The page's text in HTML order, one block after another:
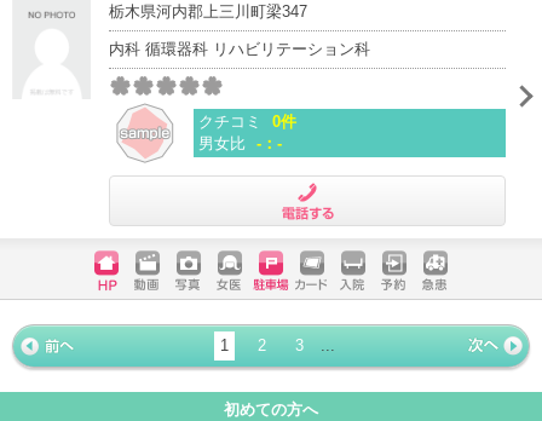
栃木県河内郡上三川町梁347
内科 循環器科 リハビリテーション科
クチコミ
0件
男女比 -：-
ホームペ
ージ
動画 写真 女医 駐車場
クレジッ
トカード
入院 予約 急患
« 前ペー
ジ
1 2 3
次ページ
»
初めての方へ